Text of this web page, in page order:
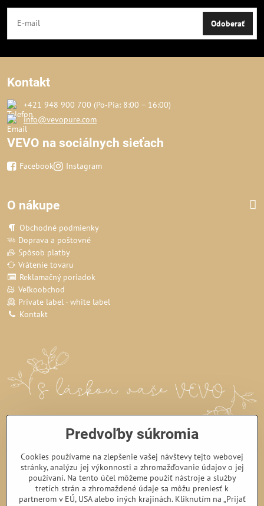
Odoberať
Kontakt
+421 948 900 700 (Po‑Pia: 8:00 – 16:00)
info@vevopure.com
VEVO na sociálnych sieťach
Facebook Instagram
O nákupe
Obchodné podmienky
Doprava a poštovné
Spôsob platby
Vrátenie tovaru
Reklamačný poriadok
Veľkoobchod
Private label - white label
Kontakt
Predvoľby súkromia
Cookies používame na zlepšenie vašej návštevy tejto webovej
stránky, analýzu jej výkonnosti a zhromažďovanie údajov o jej
používaní. Na tento účel môžeme použiť nástroje a služby
tretích strán a zhromaždené údaje sa môžu preniesť k
partnerom v EÚ, USA alebo iných krajinách. Kliknutím na „Prijať